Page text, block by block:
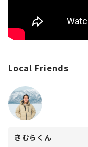
Local Friends
きむらくん